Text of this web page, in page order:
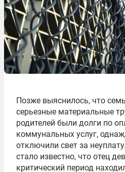
Позже выяснилось, что
серьезные материальные
родителей были долги по
коммунальных услуг,
отключили свет за
стало известно, что отец
критический период